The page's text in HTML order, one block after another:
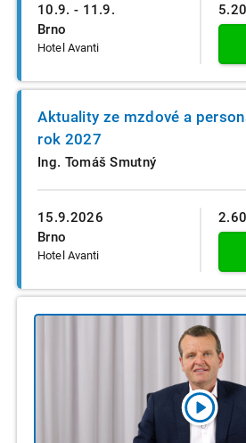
10.9. - 11.9.
Brno
Hotel Avanti
15.9.2026
Brno
Hotel Avanti
Aktuality ze mzdové a
rok 2027
Ing. Tomáš Smutný